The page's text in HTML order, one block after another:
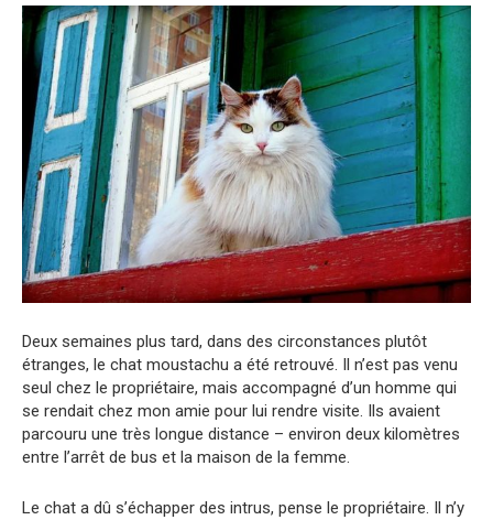
Deux semaines plus tard, dans des circonstances plutôt
étranges, le chat moustachu a été retrouvé. Il n’est pas venu
seul chez le propriétaire, mais accompagné d’un homme qui
se rendait chez mon amie pour lui rendre visite. Ils avaient
parcouru une très longue distance – environ deux kilomètres
entre l’arrêt de bus et la maison de la femme.
Le chat a dû s’échapper des intrus, pense le propriétaire. Il n’y